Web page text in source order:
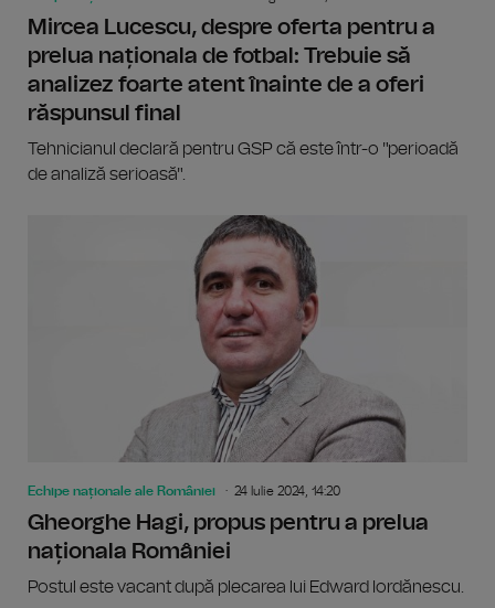
Mircea Lucescu, despre oferta pentru a
prelua naționala de fotbal: Trebuie să
analizez foarte atent înainte de a oferi
răspunsul final
Tehnicianul declară pentru GSP că este într-o "perioadă
de analiză serioasă".
Echipe naționale ale României 24 Iulie 2024, 14:20
Gheorghe Hagi, propus pentru a prelua
naționala României
Postul este vacant după plecarea lui Edward Iordănescu.